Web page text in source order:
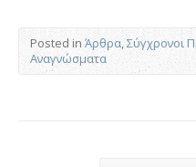
Posted in Άρθρα,Σύγχρονοι
Αναγνώσματα